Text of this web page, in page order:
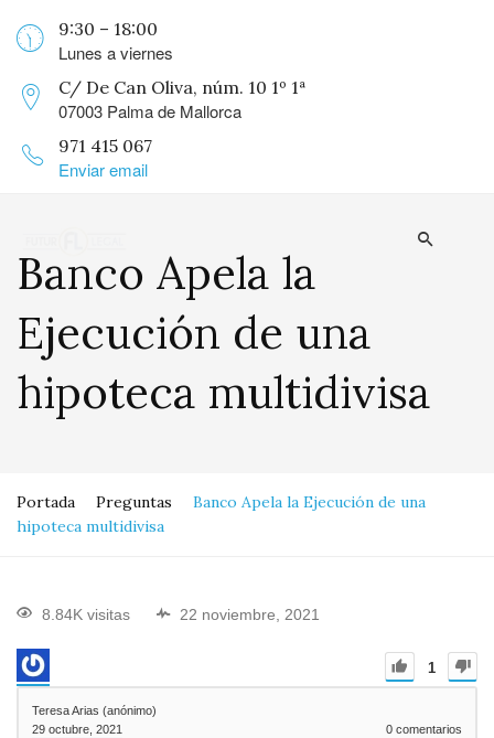
9:30 – 18:00
Lunes a viernes
C/ De Can Oliva, núm. 10 1º 1ª
07003 Palma de Mallorca
971 415 067
Enviar email
Banco Apela la
Ejecución de una
hipoteca multidivisa
Portada Preguntas
Banco Apela la Ejecución de una
hipoteca multidivisa
8.84K visitas 22 noviembre, 2021
1
Teresa Arias (anónimo)
29 octubre, 2021
0 comentarios